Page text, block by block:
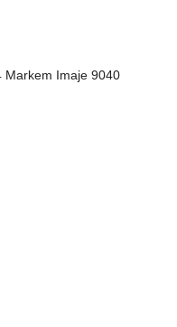
Markem Imaje 9040